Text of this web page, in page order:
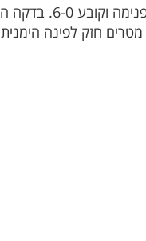
עומר דייגי פורץ לרחבה ומול השוער בועט פנימה וכובש את השביעי. בדקה ה-68 עירון כהן בועט ממרחק של 20 מטרים חזק לפינה הימנית